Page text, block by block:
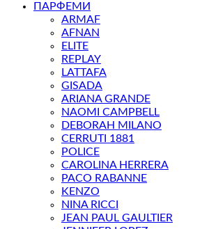
ПАРФЕМИ
ARMAF
AFNAN
ELITE
REPLAY
LATTAFA
GISADA
ARIANA GRANDE
NAOMI CAMPBELL
DEBORAH MILANO
CERRUTI 1881
POLICE
CAROLINA HERRERA
PACO RABANNE
KENZO
NINA RICCI
JEAN PAUL GAULTIER